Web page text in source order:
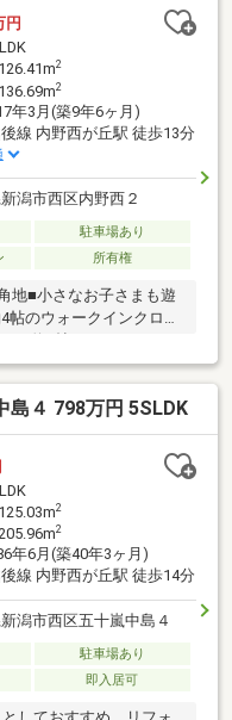
・お客様に合わせたロー
ーンが初めての方でもお
円
2
2
年3月(築9年6ヶ月)
後線 内野西が丘駅 徒歩13分
潟市西区内野西２
駐車場あり
所有権
■小さなお子さまも遊
のウォークインクロー
勤、通学に便利な越後
分。～ 周辺環境 (徒
野小学校・・・約13分■
えきれないため、実際の
資関係等の資金の提案
頂きます。〇リフォーム
島４ 798万円 5SLDK
2
2
年6月(築40年3ヶ月)
後線 内野西が丘駅 徒歩14分
潟市西区五十嵐中島４
駐車場あり
即入居可